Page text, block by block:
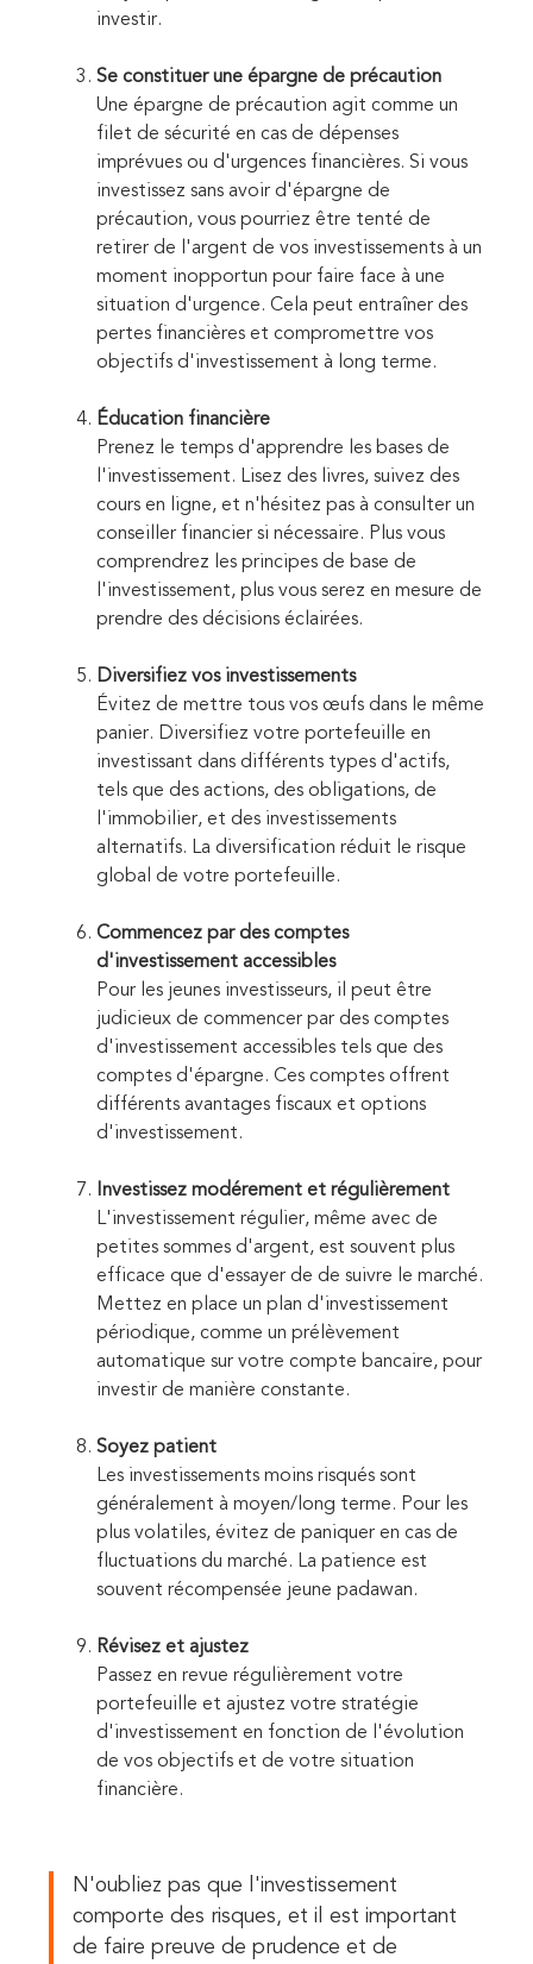
investir.
Se constituer une épargne de précaution
Une épargne de précaution agit comme un
filet de sécurité en cas de dépenses
imprévues ou d'urgences financières. Si vous
investissez sans avoir d'épargne de
précaution, vous pourriez être tenté de
retirer de l'argent de vos investissements à un
moment inopportun pour faire face à une
situation d'urgence. Cela peut entraîner des
pertes financières et compromettre vos
objectifs d'investissement à long terme.
Éducation financière
Prenez le temps d'apprendre les bases de
l'investissement. Lisez des livres, suivez des
cours en ligne, et n'hésitez pas à consulter un
conseiller financier si nécessaire. Plus vous
comprendrez les principes de base de
l'investissement, plus vous serez en mesure de
prendre des décisions éclairées.
Diversifiez vos investissements
Évitez de mettre tous vos œufs dans le même
panier. Diversifiez votre portefeuille en
investissant dans différents types d'actifs,
tels que des actions, des obligations, de
l'immobilier, et des investissements
alternatifs. La diversification réduit le risque
global de votre portefeuille.
Commencez par des comptes
d'investissement accessibles
Pour les jeunes investisseurs, il peut être
judicieux de commencer par des comptes
d'investissement accessibles tels que des
comptes d'épargne. Ces comptes offrent
différents avantages fiscaux et options
d'investissement.
Investissez modérement et régulièrement
L'investissement régulier, même avec de
petites sommes d'argent, est souvent plus
efficace que d'essayer de de suivre le marché.
Mettez en place un plan d'investissement
périodique, comme un prélèvement
automatique sur votre compte bancaire, pour
investir de manière constante.
Soyez patient
Les investissements moins risqués sont
généralement à moyen/long terme. Pour les
plus volatiles, évitez de paniquer en cas de
fluctuations du marché. La patience est
souvent récompensée jeune padawan.
Révisez et ajustez
Passez en revue régulièrement votre
portefeuille et ajustez votre stratégie
d'investissement en fonction de l'évolution
de vos objectifs et de votre situation
financière.
N'oubliez pas que l'investissement
comporte des risques, et il est important
de faire preuve de prudence et de